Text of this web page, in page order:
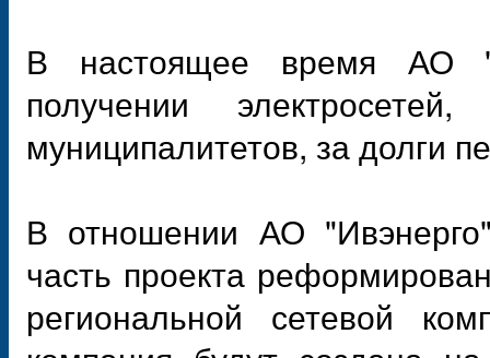
В настоящее время АО
получении
муниципалитетов, за долги
В отношении АО
часть проекта
региональной сетевой